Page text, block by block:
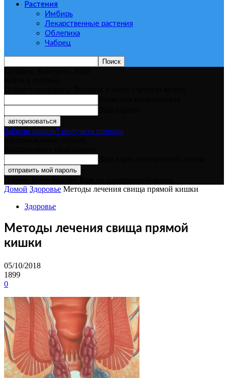
Растения
Имбирь
Лекарственные растения
Облепиха
Чабрец
Забыли пароль? получить помощь
Домой Здоровье Методы лечения свища прямой кишки
Здоровье
Методы лечения свища прямой
кишки
05/10/2018
1899
0